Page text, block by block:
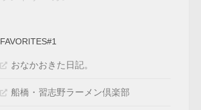
FAVORITES#1
おなかおきた日記。
船橋・習志野ラーメン倶楽部